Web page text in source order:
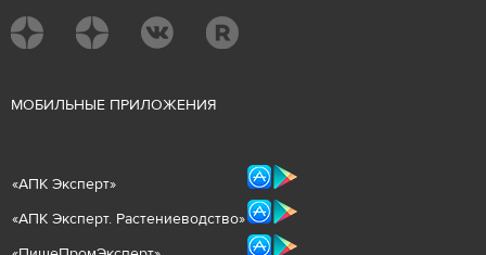
МОБИЛЬНЫЕ ПРИЛОЖЕНИЯ
«АПК Эксперт»
«АПК Эксперт. Растениеводство»